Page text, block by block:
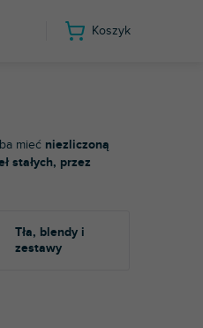
Koszyk
mieć niezliczoną
stałych, przez
Tła, blendy i
zestawy